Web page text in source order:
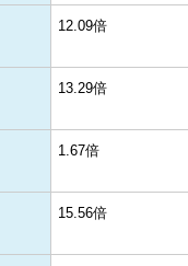
12.09倍
13.29倍
1.67倍
15.56倍